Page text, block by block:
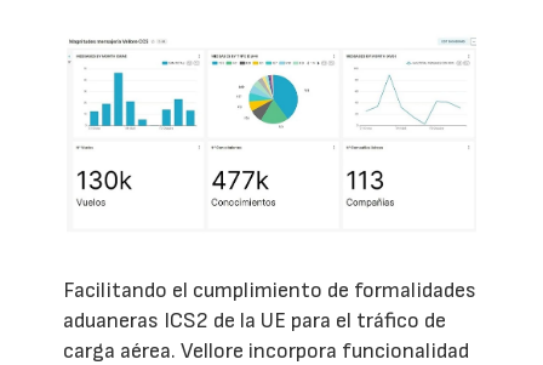
Facilitando el cumplimiento de formalidades
aduaneras ICS2 de la UE para el tráfico de
carga aérea. Vellore incorpora funcionalidad